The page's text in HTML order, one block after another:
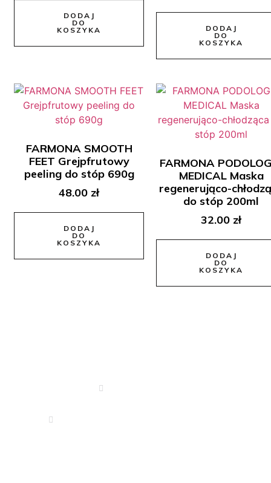
DODAJ
DO
KOSZYKA
DODAJ
DO
KOSZYKA
FARMONA SMOOTH
FEET Grejpfrutowy
peeling do stóp 690g
48.00 zł
DODAJ
DO
KOSZYKA
FARMONA
MEDICAL Maska
regenerująco-
do stóp 200ml
32.00 zł
DODAJ
DO
KOSZYKA